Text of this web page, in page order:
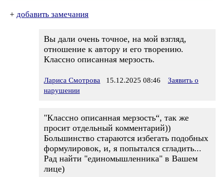
+ добавить замечания
Вы дали очень точное, на мой взгляд,
отношение к автору и его творению.
Классно описанная мерзость.
Лариса Смотрова 15.12.2025 08:46
Заявить о
нарушении
"Классно описанная мерзость“, так же
просит отдельный комментарий))
Большинство стараются избегать подобных
формулировок, и, я попытался сгладить...
Рад найти "единомышленника" в Вашем
лице)